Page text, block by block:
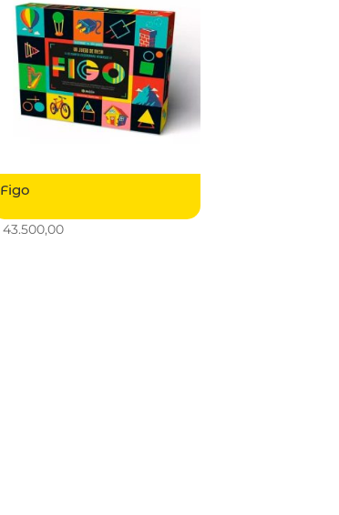
Figo
43.500,00